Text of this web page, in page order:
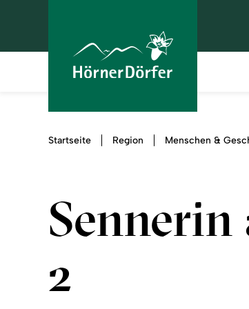
Sie
Startseite Region Menschen &
2